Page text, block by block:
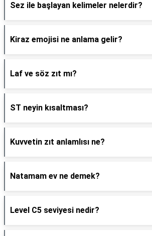
Sez ile başlayan kelimeler nelerdir?
Kiraz emojisi ne anlama gelir?
Laf ve söz zıt mı?
ST neyin kısaltması?
Kuvvetin zıt anlamlısı ne?
Natamam ev ne demek?
Level C5 seviyesi nedir?